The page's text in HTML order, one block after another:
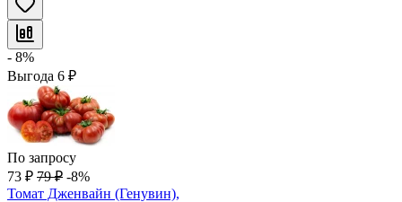
- 8%
Выгода 6 ₽
По запросу
73 ₽ 79 ₽ -8%
Томат Дженвайн (Генувин),